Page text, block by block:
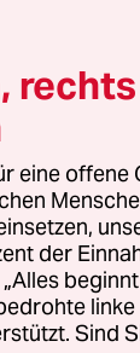
da werden sie
,20:02 Uhr
diese
dahin
her kommen.
rechts
eine offene
der
Sind